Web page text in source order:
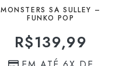
MONSTERS SA SULLEY –
FUNKO POP
R$139,99